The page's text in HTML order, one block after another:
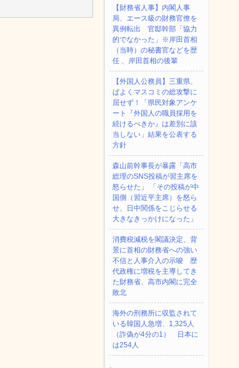
【財務省人事】内閣人事
局、エース級の財務官僚を
異例転出 官邸幹部「協力
的でなかった」※岸田首相
（当時）の秘書官などを歴
任 、岸田首相の後輩
【外国人公務員】三重県、
ぱよくマスコミの総攻撃に
屈せず！「県民対象アンケ
ート『外国人の職員採用を
続けるべきか』は差別に該
当しない」結果を公表する
方針
森山前幹事長が暴露「高市
総理のSNS投稿が習主席を
怒らせた」 「その投稿が中
国側（習近平主席）を怒ら
せ、日中関係をこじらせる
大きなきっかけになった」
消費税減税を閣議決定、背
景に首相の財務省への強い
不信と人事介入の示唆 歴
代政権に増税を主導してき
た財務省、高市内閣に完全
敗北
海外の刑務所に収監されて
いる韓国人急増、1,325人
（詐偽が4分の1） 日本に
は254人